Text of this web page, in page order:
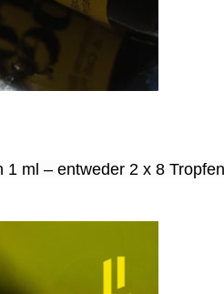
ml – entweder 2 x 8